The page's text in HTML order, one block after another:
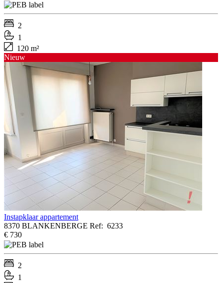
2
1
120 m²
Nieuw
Instapklaar appartement
8370 BLANKENBERGE Ref: 6233
€ 730
2
1